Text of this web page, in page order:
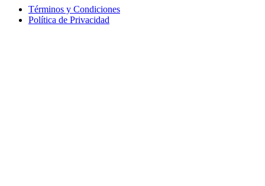
Términos y Condiciones
Política de Privacidad